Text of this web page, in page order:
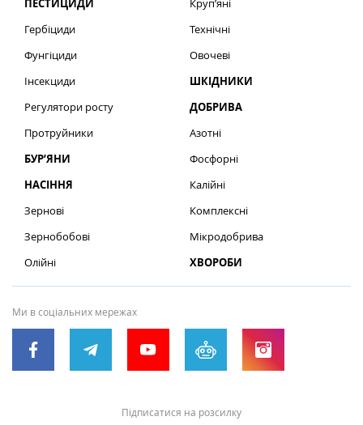
ПЕСТИЦИДИ
Гербіциди
Фунгіциди
Інсекциди
Регулятори росту
Протруйники
БУР’ЯНИ
НАСІННЯ
Зернові
Зернобобові
Олійні
Круп’яні
Технічні
Овочеві
ШКІДНИКИ
ДОБРИВА
Азотні
Фосфорні
Калійні
Комплексні
Мікродобрива
ХВОРОБИ
Ми в соціальних мережах
Підписатися на розсилку